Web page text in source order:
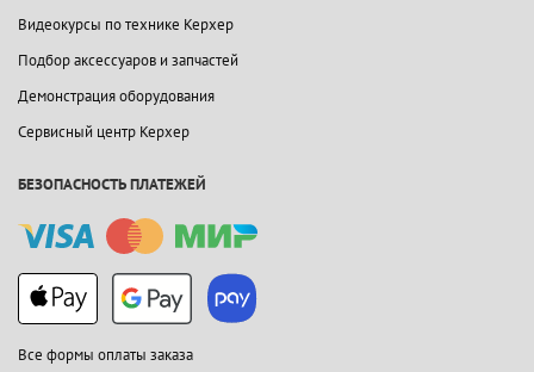
Видеокурсы по технике Керхер
Подбор аксессуаров и запчастей
Демонстрация оборудования
Сервисный центр Керхер
БЕЗОПАСНОСТЬ ПЛАТЕЖЕЙ
Все формы оплаты заказа